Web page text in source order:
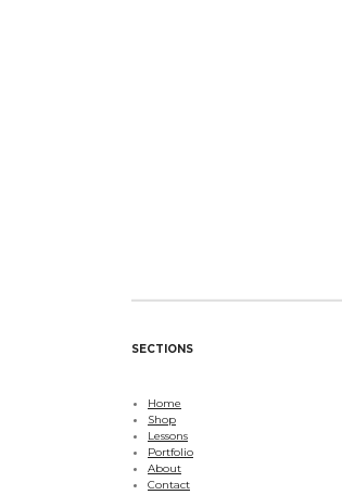
SECTIONS
Home
Shop
Lessons
Portfolio
About
Contact